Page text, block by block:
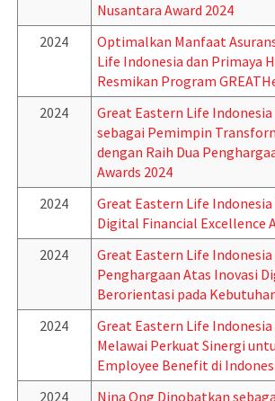
Nusantara Award 2024
2024
Optimalkan Manfaat
Life Indonesia dan Primaya
Resmikan Program
2024
Great Eastern Life
sebagai Pemimpin
dengan Raih Dua
Awards 2024
2024
Great Eastern Life
Digital Financial Excellence
2024
Great Eastern Life Indonesia
Penghargaan Atas Inovasi
Berorientasi pada
2024
Great Eastern Life
Melawai Perkuat Sinergi
Employee Benefit di
2024
Nina Ong Dinobatkan